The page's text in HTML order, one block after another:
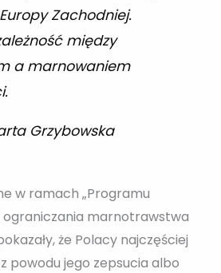
Zachodniej.
między
a marnowaniem
Grzybowska
w ramach „Programu
marnotrawstwa
że Polacy najczęściej
powodu jego zepsucia albo